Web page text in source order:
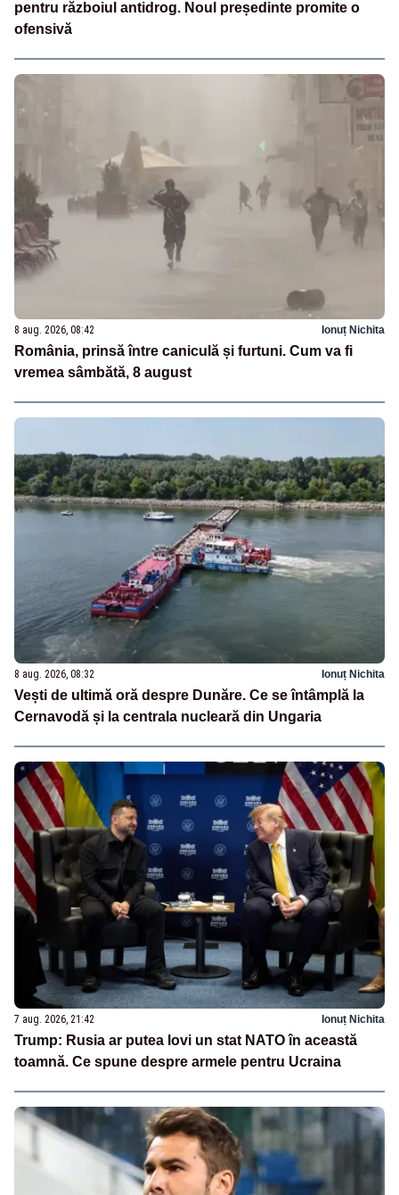
pentru războiul antidrog. Noul președinte promite o
ofensivă
8 aug. 2026, 08:42 Ionuț Nichita
România, prinsă între caniculă și furtuni. Cum va fi
vremea sâmbătă, 8 august
8 aug. 2026, 08:32 Ionuț Nichita
Vești de ultimă oră despre Dunăre. Ce se întâmplă la
Cernavodă și la centrala nucleară din Ungaria
7 aug. 2026, 21:42 Ionuț Nichita
Trump: Rusia ar putea lovi un stat NATO în această
toamnă. Ce spune despre armele pentru Ucraina